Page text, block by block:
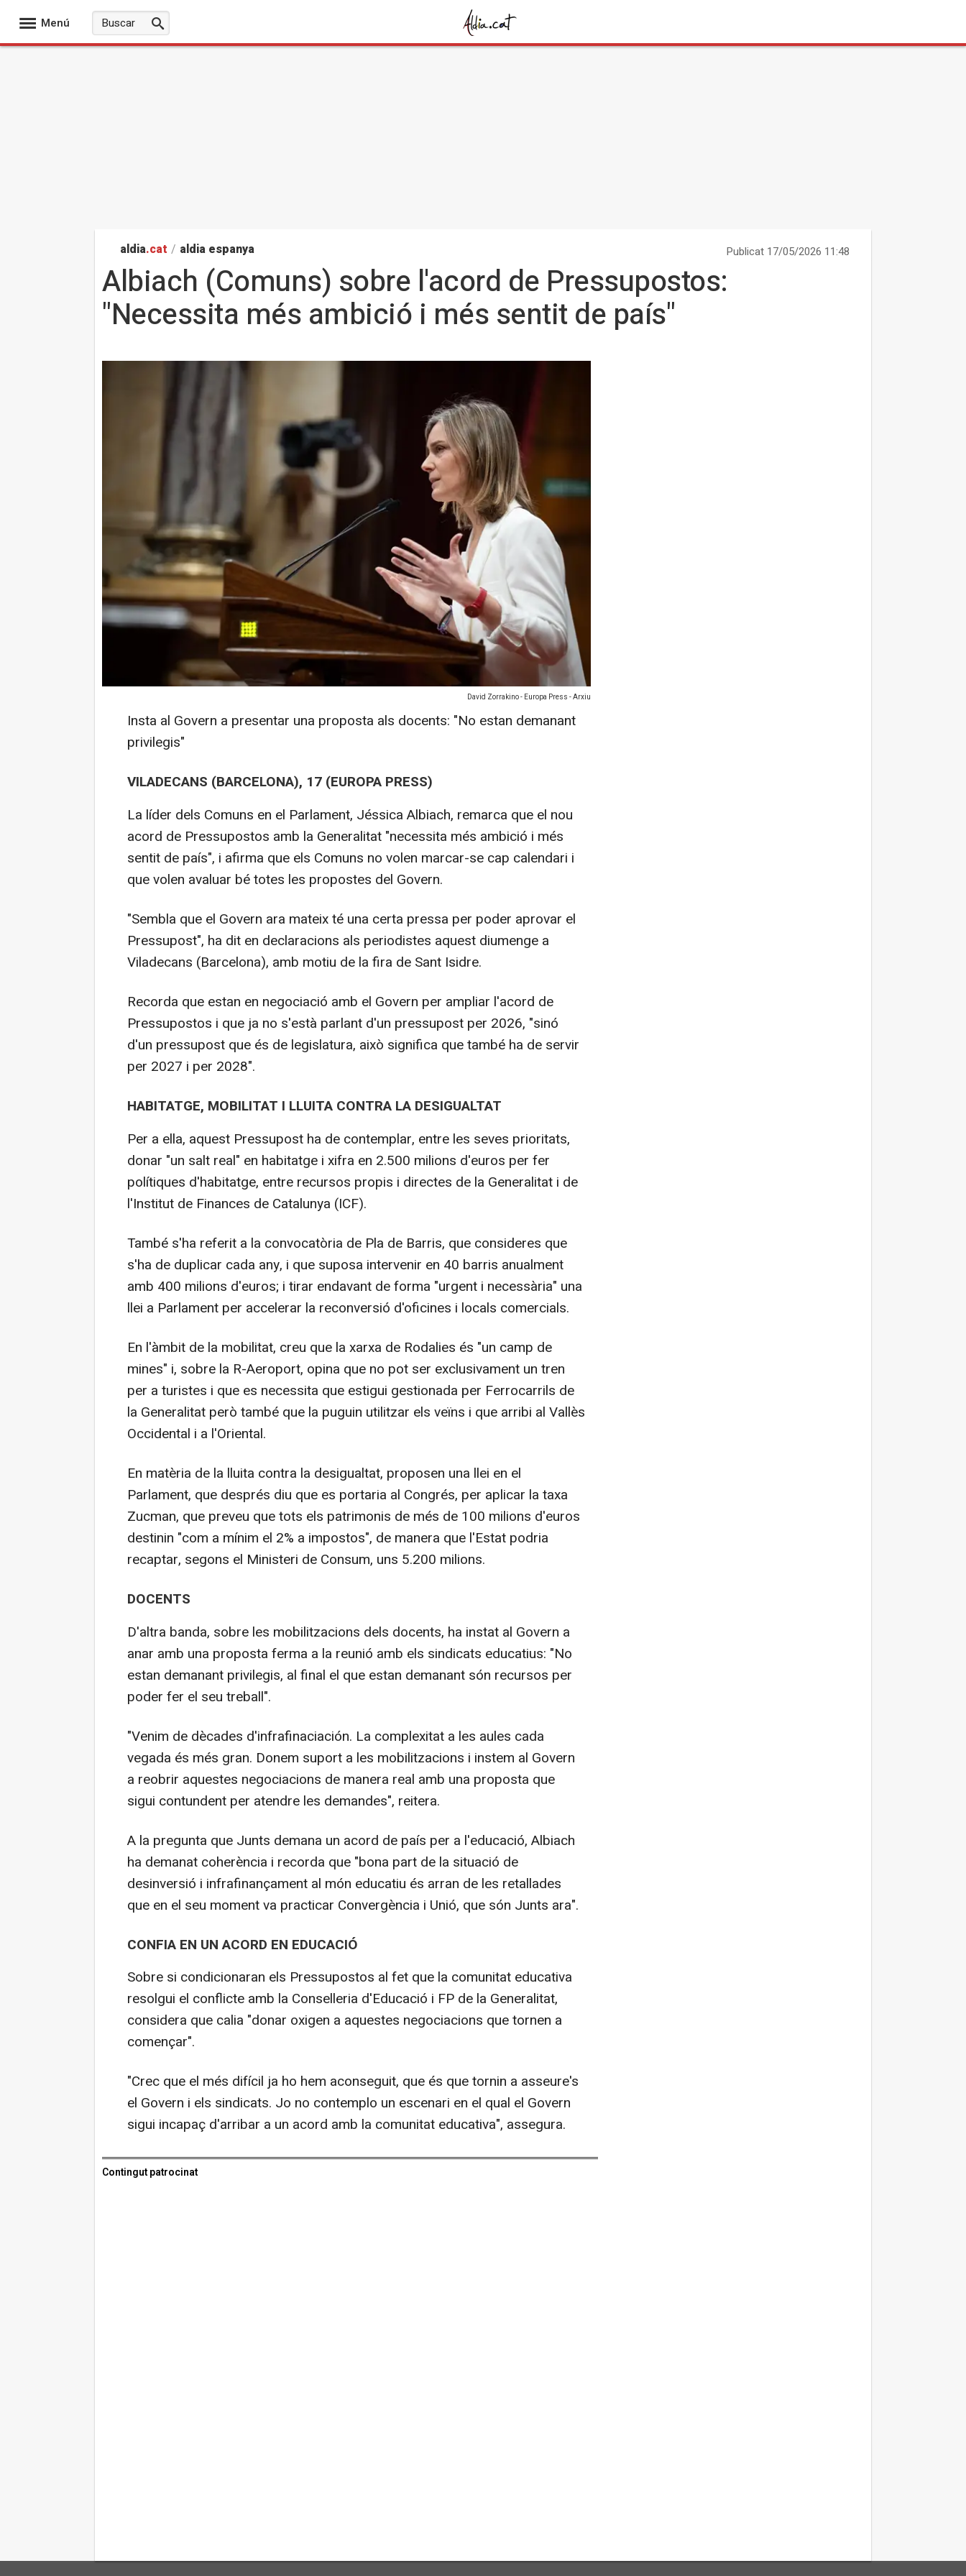
Menú
aldia.cat / aldia espanya Publicat 17/05/2026 11:48
Albiach (Comuns) sobre l'acord de Pressupostos:
"Necessita més ambició i més sentit de país"
David Zorrakino - Europa Press - Arxiu
Insta al Govern a presentar una proposta als docents: "No estan demanant
privilegis"
VILADECANS (BARCELONA), 17 (EUROPA PRESS)
La líder dels Comuns en el Parlament, Jéssica Albiach, remarca que el nou
acord de Pressupostos amb la Generalitat "necessita més ambició i més
sentit de país", i afirma que els Comuns no volen marcar-se cap calendari i
que volen avaluar bé totes les propostes del Govern.
"Sembla que el Govern ara mateix té una certa pressa per poder aprovar el
Pressupost", ha dit en declaracions als periodistes aquest diumenge a
Viladecans (Barcelona), amb motiu de la fira de Sant Isidre.
Recorda que estan en negociació amb el Govern per ampliar l'acord de
Pressupostos i que ja no s'està parlant d'un pressupost per 2026, "sinó
d'un pressupost que és de legislatura, això significa que també ha de servir
per 2027 i per 2028".
HABITATGE, MOBILITAT I LLUITA CONTRA LA DESIGUALTAT
Per a ella, aquest Pressupost ha de contemplar, entre les seves prioritats,
donar "un salt real" en habitatge i xifra en 2.500 milions d'euros per fer
polítiques d'habitatge, entre recursos propis i directes de la Generalitat i de
l'Institut de Finances de Catalunya (ICF).
També s'ha referit a la convocatòria de Pla de Barris, que consideres que
s'ha de duplicar cada any, i que suposa intervenir en 40 barris anualment
amb 400 milions d'euros; i tirar endavant de forma "urgent i necessària" una
llei a Parlament per accelerar la reconversió d'oficines i locals comercials.
En l'àmbit de la mobilitat, creu que la xarxa de Rodalies és "un camp de
mines" i, sobre la R-Aeroport, opina que no pot ser exclusivament un tren
per a turistes i que es necessita que estigui gestionada per Ferrocarrils de
la Generalitat però també que la puguin utilitzar els veïns i que arribi al Vallès
Occidental i a l'Oriental.
En matèria de la lluita contra la desigualtat, proposen una llei en el
Parlament, que després diu que es portaria al Congrés, per aplicar la taxa
Zucman, que preveu que tots els patrimonis de més de 100 milions d'euros
destinin "com a mínim el 2% a impostos", de manera que l'Estat podria
recaptar, segons el Ministeri de Consum, uns 5.200 milions.
DOCENTS
D'altra banda, sobre les mobilitzacions dels docents, ha instat al Govern a
anar amb una proposta ferma a la reunió amb els sindicats educatius: "No
estan demanant privilegis, al final el que estan demanant són recursos per
poder fer el seu treball".
"Venim de dècades d'infrafinaciación. La complexitat a les aules cada
vegada és més gran. Donem suport a les mobilitzacions i instem al Govern
a reobrir aquestes negociacions de manera real amb una proposta que
sigui contundent per atendre les demandes", reitera.
A la pregunta que Junts demana un acord de país per a l'educació, Albiach
ha demanat coherència i recorda que "bona part de la situació de
desinversió i infrafinançament al món educatiu és arran de les retallades
que en el seu moment va practicar Convergència i Unió, que són Junts ara".
CONFIA EN UN ACORD EN EDUCACIÓ
Sobre si condicionaran els Pressupostos al fet que la comunitat educativa
resolgui el conflicte amb la Conselleria d'Educació i FP de la Generalitat,
considera que calia "donar oxigen a aquestes negociacions que tornen a
començar".
"Crec que el més difícil ja ho hem aconseguit, que és que tornin a asseure's
el Govern i els sindicats. Jo no contemplo un escenari en el qual el Govern
sigui incapaç d'arribar a un acord amb la comunitat educativa", assegura.
Contingut patrocinat